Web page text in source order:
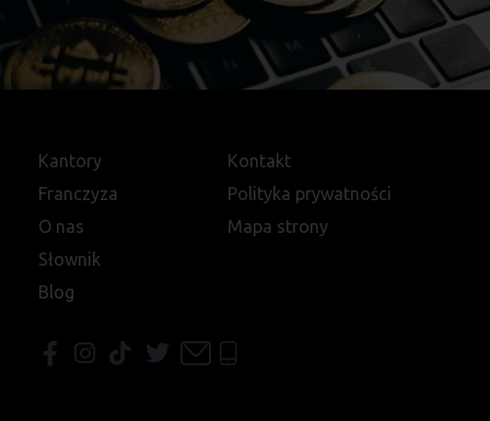
Kantory
Franczyza
O nas
Słownik
Blog
Kontakt
Polityka prywatności
Mapa strony